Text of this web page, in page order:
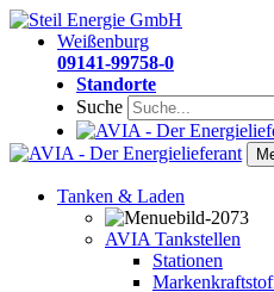
Weißenburg
09141-99758-0
Standorte
Suche
Tanken & Laden
AVIA Tankstellen
Stationen